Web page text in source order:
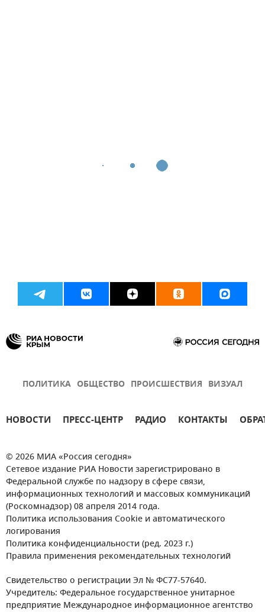
ПОЛИТИКА ОБЩЕСТВО ПРОИСШЕСТВИЯ ВИЗУАЛ
НОВОСТИ ПРЕСС-ЦЕНТР РАДИО КОНТАКТЫ
© 2026 МИА «Россия сегодня»
Сетевое издание РИА Новости зарегистрировано в
Федеральной службе по надзору в сфере связи,
информационных технологий и массовых коммуникаций
(Роскомнадзор) 08 апреля 2014 года.
Политика использования Cookie и автоматического
логирования
Политика конфиденциальности (ред. 2023 г.)
Правила применения рекомендательных технологий
Свидетельство о регистрации Эл № ФС77-57640.
Учредитель: Федеральное государственное унитарное
предприятие Международное информационное агентство